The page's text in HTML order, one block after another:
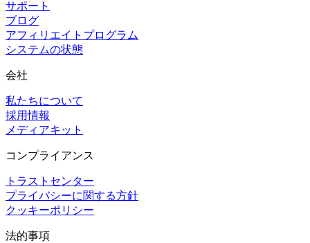
サポート
ブログ
アフィリエイトプログラム
システムの状態
会社
私たちについて
採用情報
メディアキット
コンプライアンス
トラストセンター
プライバシーに関する方針
クッキーポリシー
法的事項